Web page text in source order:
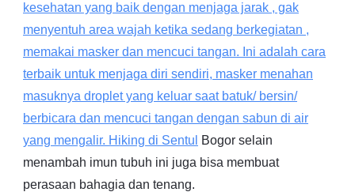
kesehatan yang baik dengan menjaga jarak , gak
menyentuh area wajah ketika sedang berkegiatan ,
memakai masker dan mencuci tangan. Ini adalah cara
terbaik untuk menjaga diri sendiri, masker menahan
masuknya droplet yang keluar saat batuk/ bersin/
berbicara dan mencuci tangan dengan sabun di air
yang mengalir. Hiking di Sentul
Bogor selain
menambah imun tubuh ini juga bisa membuat
perasaan bahagia dan tenang.